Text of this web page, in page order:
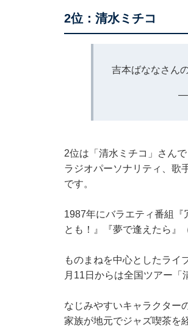
2位：清水ミチコ
吉本ばななさん
—
2位は「清水ミチコ」さん
ラジオパーソナリティ、歌
です。
1987年にバラエティ番組
とも！』『夢で逢えたら』
ものまねを中心としたライ
月11日からは全国ツアー「
なじみやすいキャラクター
家族が地元でジャズ喫茶を